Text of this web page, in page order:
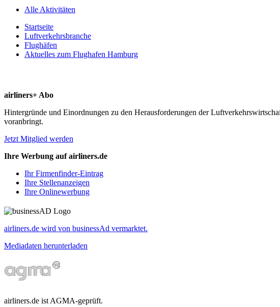
Alle Aktivitäten
Startseite
Luftverkehrsbranche
Flughäfen
Aktuelles zum Flughafen Hamburg
airliners+ Abo
Hintergründe und Einordnungen zu den Herausforderungen der
voranbringt.
Jetzt Mitglied werden
Ihre Werbung auf airliners.de
Ihr Firmenfinder-Eintrag
Ihre Stellenanzeigen
Ihre Onlinewerbung
airliners.de wird von businessAd vermarktet.
Mediadaten herunterladen
airliners.de ist AGMA-geprüft.